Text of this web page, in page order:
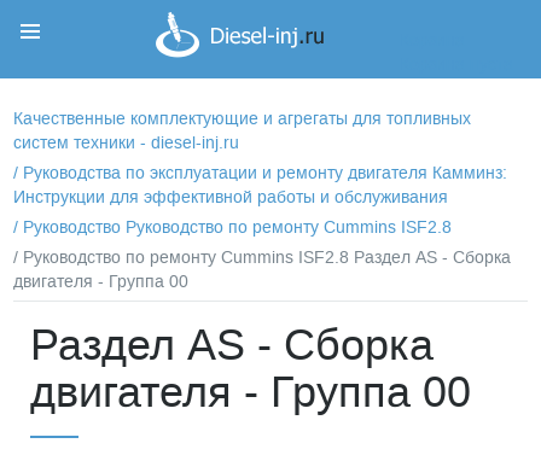
Качественные комплектующие и агрегаты для топливных
систем техники - diesel-inj.ru
/ Руководства по эксплуатации и ремонту двигателя Камминз:
Инструкции для эффективной работы и обслуживания
/ Руководство Руководство по ремонту Cummins ISF2.8
/ Руководство по ремонту Cummins ISF2.8 Раздел АS - Сборка
двигателя - Группа 00
Раздел АS - Сборка
двигателя - Группа 00